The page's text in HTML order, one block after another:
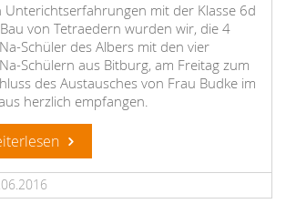
Unterichtserfahrungen mit der Klasse 6d
von Tetraedern wurden wir, die 4
Schüler des Albers mit den vier
Schülern aus Bitburg, am Freitag zum
des Austausches von Frau Budke im
herzlich empfangen.